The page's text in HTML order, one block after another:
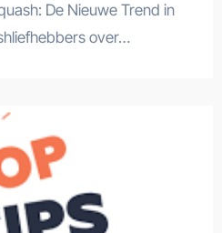
De Nieuwe Trend in
over…